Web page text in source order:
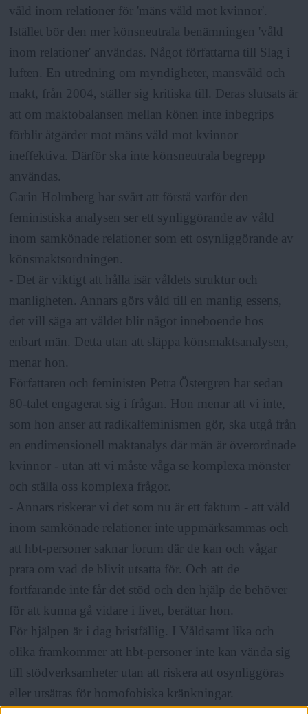
våld inom relationer för 'mäns våld mot kvinnor'.
Istället bör den mer könsneutrala benämningen 'våld
inom relationer' användas. Något författarna till Slag i
luften. En utredning om myndigheter, mansvåld och
makt, från 2004, ställer sig kritiska till. Deras slutsats är
att om maktobalansen mellan könen inte inbegrips
förblir åtgärder mot mäns våld mot kvinnor
ineffektiva. Därför ska inte könsneutrala begrepp
användas.
Carin Holmberg har svårt att förstå varför den
feministiska analysen ser ett synliggörande av våld
inom samkönade relationer som ett osynliggörande av
könsmaktsordningen.
- Det är viktigt att hålla isär våldets struktur och
manligheten. Annars görs våld till en manlig essens,
det vill säga att våldet blir något inneboende hos
enbart män. Detta utan att släppa könsmaktsanalysen,
menar hon.
Författaren och feministen Petra Östergren har sedan
80-talet engagerat sig i frågan. Hon menar att vi inte,
som hon anser att radikalfeminismen gör, ska utgå från
en endimensionell maktanalys där män är överordnade
kvinnor - utan att vi måste våga se komplexa mönster
och ställa oss komplexa frågor.
- Annars riskerar vi det som nu är ett faktum - att våld
inom samkönade relationer inte uppmärksammas och
att hbt-personer saknar forum där de kan och vågar
prata om vad de blivit utsatta för. Och att de
fortfarande inte får det stöd och den hjälp de behöver
för att kunna gå vidare i livet, berättar hon.
För hjälpen är i dag bristfällig. I Våldsamt lika och
olika framkommer att hbt-personer inte kan vända sig
till stödverksamheter utan att riskera att osynliggöras
eller utsättas för homofobiska kränkningar.